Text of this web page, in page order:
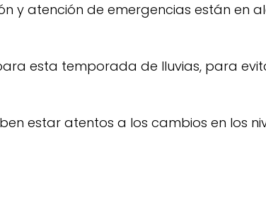
y atención de emergencias están en
esta temporada de lluvias, para
estar atentos a los cambios en los